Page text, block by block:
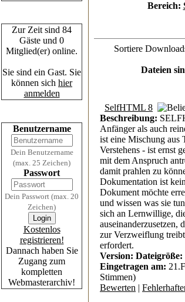
Zur Zeit sind 84
Gäste und 0
Mitglied(er) online.
Sie sind ein Gast. Sie
können sich hier
anmelden
Benutzername
Dein Benutzername
(max. 25 Zeichen)
Passwort
Dein Passwort (max. 20
Zeichen)
Kostenlos
registrieren!
Dannach haben Sie
Zugang zum
kompletten
Webmasterarchiv!
Bereich:
Sortiere
Dateien
SelfHTML 8
Beschreibung:
Anfänger als auch
ist eine Mischung aus
Verstehens - ist ernst
mit dem Anspruch
damit prahlen zu
Dokumentation ist
Dokument möchte
und wissen was sie
sich an Lernwillige,
auseinanderzusetzen,
zur Verzweiflung
erfordert.
Version: Dateigröße:
Eingetragen am:
Stimmen)
Bewerten |